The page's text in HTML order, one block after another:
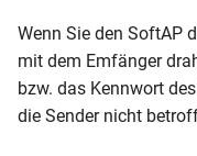
Wenn Sie den SoftAP
mit dem Emfänger
bzw. das Kennwort
die Sender nicht